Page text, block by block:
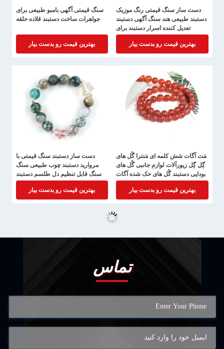
دست ساز سنگ قیمتی رنگ موزیک
دستبند طبیعی هند سنگ آگهی دستبند
تعدیل کننده اسرار دستبند برای
پوشیدن روزانه
بهترین قیمت رو بدست بیار
سنگ قیمتی آگهی بامبو طبیعی برای
جواهرات ساخت دستبند قلاده حلقه
بهترین قیمت رو بدست بیار
مَت آگات شش کلمه ای مَنترا گُل های
گِل گِل زیورآلات لوازم جانبی گُل های
بودایی دستبند گُل های حک شده آگات
بهترین قیمت رو بدست بیار
دست ساز دستبند سنگ قیمتی با
مروارید دستبند چوب طبیعی سنگ
سنگ قابل تنظیم دل طلسم دستبند
برای مهمانی روزانه
بهترین قیمت رو بدست بیار
تماس